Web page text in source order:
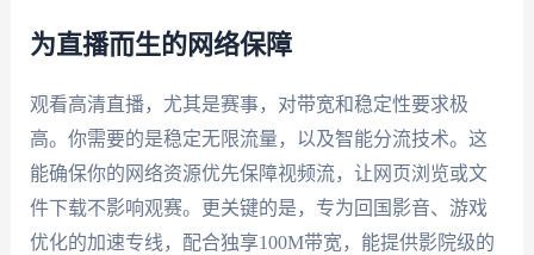
为直播而生的网络保障
观看高清直播，尤其是赛事，对带宽和稳定性要求极
高。你需要的是稳定无限流量，以及智能分流技术。这
能确保你的网络资源优先保障视频流，让网页浏览或文
件下载不影响观赛。更关键的是，专为回国影音、游戏
优化的加速专线，配合独享100M带宽，能提供影院级的